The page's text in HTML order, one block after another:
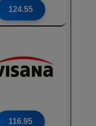
124.55
116.95